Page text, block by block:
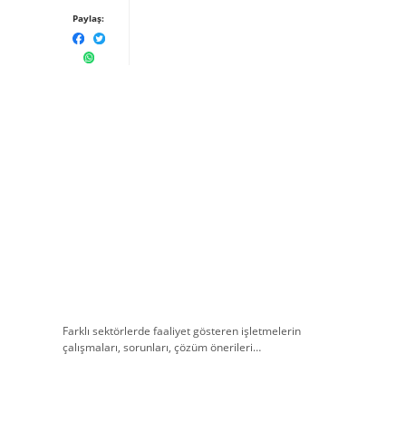
Paylaş:
Farklı sektörlerde faaliyet gösteren işletmelerin
çalışmaları, sorunları, çözüm önerileri…